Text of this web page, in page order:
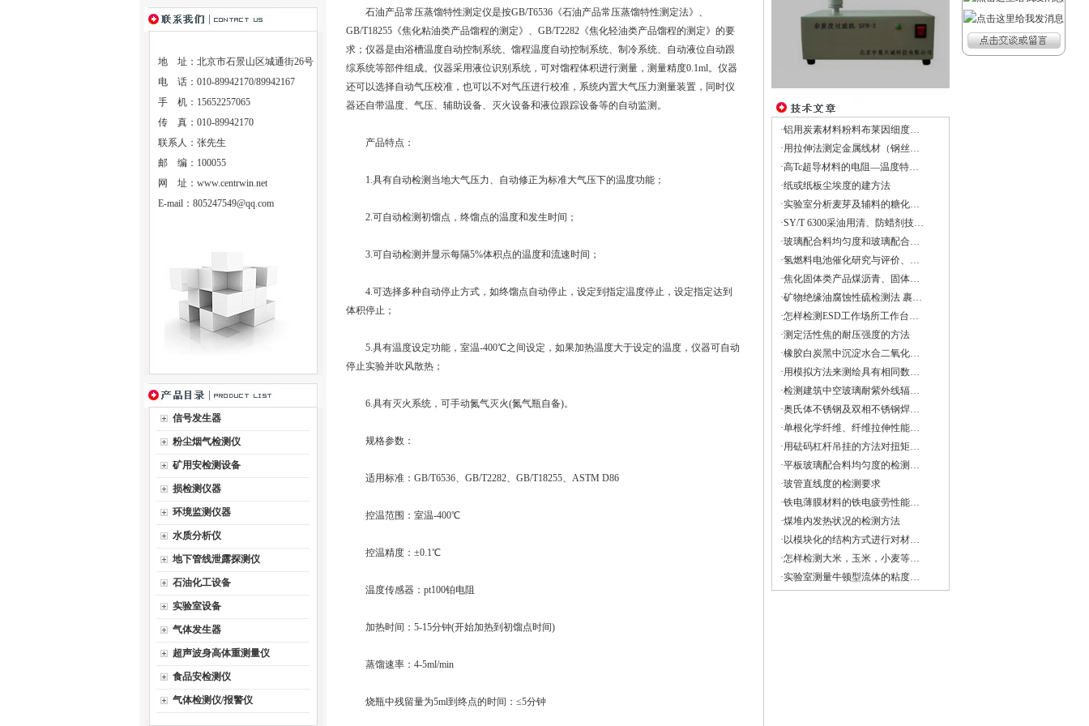
地 址：北京市石景山区城通街26号
电 话：010-89942170/89942167
手 机：15652257065
传 真：010-89942170
联系人：张先生
邮 编：100055
网 址： www.centrwin.net
E-mail： 805247549@qq.com
信号发生器
粉尘烟气检测仪
矿用安检测设备
损检测仪器
环境监测仪器
水质分析仪
地下管线泄露探测仪
石油化工设备
实验室设备
气体发生器
超声波身高体重测量仪
食品安检测仪
气体检测仪/报警仪
石油产品常压蒸馏特性测定仪是按GB/T6536《石油产品常压蒸馏特性测定法》、
GB/T18255《焦化粘油类产品馏程的测定》、GB/T2282《焦化轻油类产品馏程的测定》的要
求；仪器是由浴槽温度自动控制系统、馏程温度自动控制系统、制冷系统、自动液位自动跟
综系统等部件组成。仪器采用液位识别系统，可对馏程体积进行测量，测量精度0.1ml。仪器
还可以选择自动气压校准，也可以不对气压进行校准，系统内置大气压力测量装置，同时仪
器还自带温度、气压、辅助设备、灭火设备和液位跟踪设备等的自动监测。
产品特点：
1.具有自动检测当地大气压力、自动修正为标准大气压下的温度功能；
2.可自动检测初馏点，终馏点的温度和发生时间；
3.可自动检测并显示每隔5%体积点的温度和流速时间；
4.可选择多种自动停止方式，如终馏点自动停止，设定到指定温度停止，设定指定达到
体积停止；
5.具有温度设定功能，室温-400℃之间设定，如果加热温度大于设定的温度，仪器可自动
停止实验并吹风散热；
6.具有灭火系统，可手动氮气灭火(氮气瓶自备)。
规格参数：
适用标准：GB/T6536、GB/T2282、GB/T18255、ASTM D86
控温范围：室温-400℃
控温精度：±0.1℃
温度传感器：pt100铂电阻
加热时间：5-15分钟(开始加热到初馏点时间)
蒸馏速率：4-5ml/min
烧瓶中残留量为5ml到终点的时间：≤5分钟
·铝用炭素材料粉料布莱因细度试验法——YS/T 734
·用拉伸法测定金属线材（钢丝）杨氏模量
·高Tc超导材料的电阻—温度特性的测量与处理
·纸或纸板尘埃度的建方法
·实验室分析麦芽及辅料的糖化力、糖化时间和浸出物的设备
·SY/T 6300采油用清、防蜡剂技术要求
·玻璃配合料均匀度和玻璃配合料中含碱量的检测方法
·氢燃料电池催化研究与评价、锂空电池研究
·焦化固体类产品煤沥青、固体古马隆-茚树脂软化点的测定方法
·矿物绝缘油腐蚀性硫检测法 裹绝缘纸铜扁线法DL/T 285-2012
·怎样检测ESD工作场所工作台面及工具的带静电电荷？
·测定活性焦的耐压强度的方法
·橡胶白炭黑中沉淀水合二氧化硅水洗筛余物的测定
·用模拟方法来测绘具有相同数学形式的物理场——导电微晶法
·检测建筑中空玻璃耐紫外线辐照性能试验
·奥氏体不锈钢及双相不锈钢焊缝中铁素体含量的测量方法
·单根化学纤维、纤维拉伸性能的检测方法
·用砝码杠杆吊挂的方法对扭矩扳手进行检定与校准
·平板玻璃配合料均匀度的检测方法
·玻管直线度的检测要求
·铁电薄膜材料的铁电疲劳性能检测
·煤堆内发热状况的检测方法
·以模块化的结构方式进行对材料多种机械性能的检测方法与注意事项
·怎样检测大米，玉米，小麦等谷物的直链淀粉？
·实验室测量牛顿型流体的粘度和非牛顿流体的流变特性